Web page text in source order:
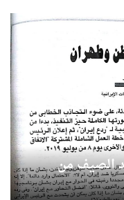
الصيف من